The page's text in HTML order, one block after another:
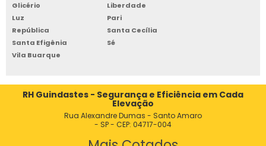
GRUA GUINDASTE PREÇO
GRUA HIDRAULICA
GRUA INDUSTRIAL
GRUA LOCAÇÃO
GRUA LUFFING COM CABINE INOVADORA
GRUA LUFFING PARA MOVIMENTAÇÃO
Glicério
Liberdade
Luz
Pari
República
Santa Cecília
Santa Efigênia
Sé
Vila Buarque
RH Guindastes - Segurança e Eficiência em Cada
Elevação
Rua Alexandre Dumas - Santo Amaro
- SP - CEP: 04717-004